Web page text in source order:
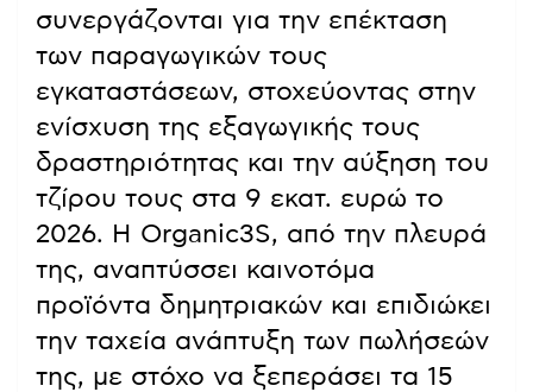
συνεργάζονται για την επέκταση
των παραγωγικών τους
εγκαταστάσεων, στοχεύοντας στην
ενίσχυση της εξαγωγικής τους
δραστηριότητας και την αύξηση του
τζίρου τους στα 9 εκατ. ευρώ το
2026. Η Organic3S, από την πλευρά
της, αναπτύσσει καινοτόμα
προϊόντα δημητριακών και επιδιώκει
την ταχεία ανάπτυξη των πωλήσεών
της, με στόχο να ξεπεράσει τα 15